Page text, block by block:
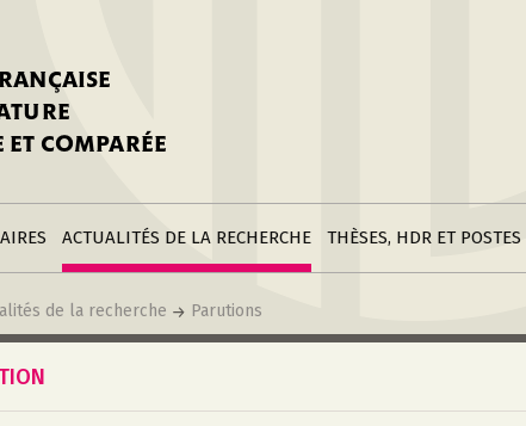
ET COMPARÉE
SFLGC
ce site
une fiche
sa fiche
une fiche
ACTUALITÉS DE LA RECHERCHE
Divers
Soumettre une
annonce
THÈSES, HDR ET POSTES
Postes
de la recherche Parutions